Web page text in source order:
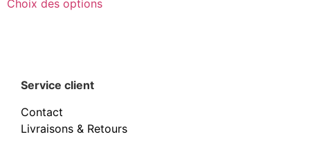
Choix des options
Service client
Contact
Livraisons & Retours